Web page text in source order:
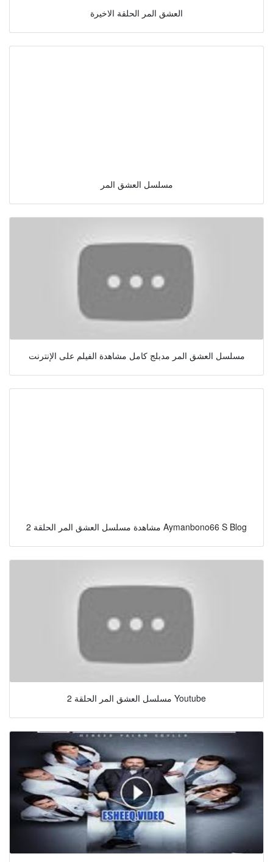
العشق المر الحلقة الاخيرة
مسلسل العشق المر
مسلسل العشق المر مدبلج كامل مشاهدة الفيلم على الإنترنت
مشاهدة مسلسل العشق المر الحلقة 2 Aymanbono66 S Blog
مسلسل العشق المر الحلقة 2 Youtube